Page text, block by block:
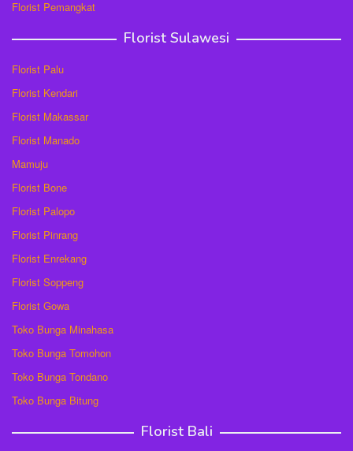
Florist Pemangkat
Florist Sulawesi
Florist Palu
Florist Kendari
Florist Makassar
Florist Manado
Mamuju
Florist Bone
Florist Palopo
Florist Pinrang
Florist Enrekang
Florist Soppeng
Florist Gowa
Toko Bunga Minahasa
Toko Bunga Tomohon
Toko Bunga Tondano
Toko Bunga Bitung
Florist Bali